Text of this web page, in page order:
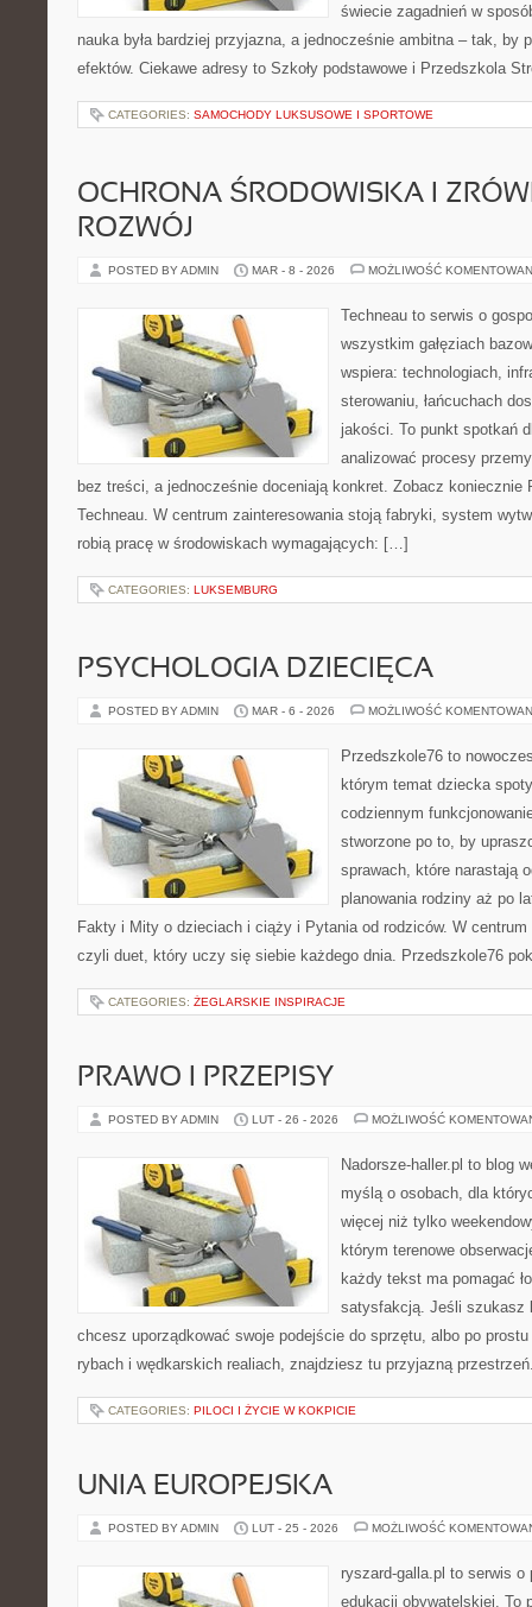
świecie zagadnień w
nauka była bardziej przyjazna, a jednocześnie ambitna – tak, by
efektów. Ciekawe adresy to Szkoły podstawowe i Przedszkola
CATEGORIES: SAMOCHODY LUKSUSOWE I SPORTOWE
OCHRONA ŚRODOWISKA I
ROZWÓJ
POSTED BY ADMIN MAR - 8 - 2026 MOŻLIWOŚĆ
Techneau to serwis o
wszystkim gałęziach
wspiera: technologiach,
sterowaniu, łańcuchach
jakości. To punkt spotkań
analizować procesy
bez treści, a jednocześnie doceniają konkret. Zobacz koniecznie
Techneau. W centrum zainteresowania stoją fabryki, system
robią pracę w środowiskach wymagających: […]
CATEGORIES: LUKSEMBURG
PSYCHOLOGIA DZIECIĘCA
POSTED BY ADMIN MAR - 6 - 2026 MOŻLIWOŚĆ
Przedszkole76 to
którym temat dziecka
codziennym
stworzone po to, by
sprawach, które narastają
planowania rodziny aż po
Fakty i Mity o dzieciach i ciąży i Pytania od rodziców. W
czyli duet, który uczy się siebie każdego dnia. Przedszkole76
CATEGORIES: ŻEGLARSKIE INSPIRACJE
PRAWO I PRZEPISY
POSTED BY ADMIN LUT - 26 - 2026 MOŻLIWOŚĆ
Nadorsze-haller.pl to blog
myślą o osobach, dla
więcej niż tylko
którym terenowe
każdy tekst ma pomagać
satysfakcją. Jeśli szukasz
chcesz uporządkować swoje podejście do sprzętu, albo po
rybach i wędkarskich realiach, znajdziesz tu przyjazną
CATEGORIES: PILOCI I ŻYCIE W KOKPICIE
UNIA EUROPEJSKA
POSTED BY ADMIN LUT - 25 - 2026 MOŻLIWOŚĆ
ryszard-galla.pl to serwis
edukacji obywatelskiej. To